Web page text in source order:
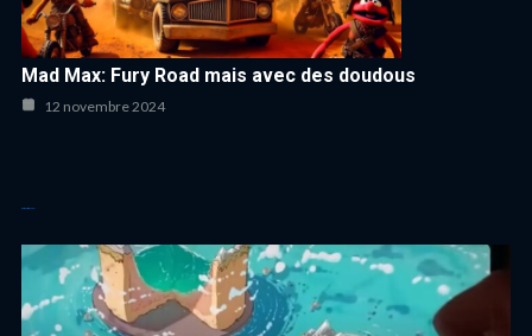
Mad Max: Fury Road mais avec des doudous
12 novembre 2024